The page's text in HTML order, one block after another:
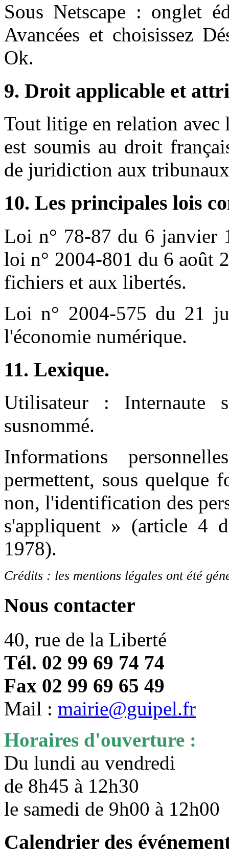
Sous Netscape : onglet
Avancées et choisissez
Ok.
9. Droit applicable et
Tout litige en relation
est soumis au droit
de juridiction aux
10. Les principales lois
Loi n° 78-87 du 6 janvier
loi n° 2004-801 du 6 août
fichiers et aux libertés.
Loi n° 2004-575 du 21
l'économie numérique.
11. Lexique.
Utilisateur : Internaute
susnommé.
Informations
permettent, sous quelque
non, l'identification des
s'appliquent » (article 4
1978).
Crédits : les mentions légales ont été
Nous contacter
40, rue de la Liberté
Tél. 02 99 69 74 74
Fax 02 99 69 65 49
Mail : mairie@guipel.fr
Horaires d'ouverture :
Du lundi au vendredi
de 8h45 à 12h30
le samedi de 9h00 à
Calendrier des